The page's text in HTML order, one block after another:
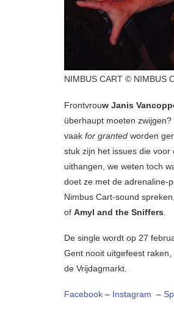
NIMBUS CART © NIMBUS
Frontvrouw Janis
überhaupt moeten
vaak for granted worden
stuk zijn het issues die
uithangen, we weten toch
doet ze met de adrenaline-
Nimbus Cart-sound
of Amyl and the Sniffers.
De single wordt op 27
Gent nooit uitgefeest
de Vrijdagmarkt.
Facebook – Instagram –